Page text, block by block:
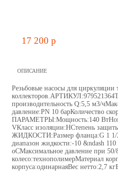
17 200 p
ОПИСАНИЕ
Резьбовые насосы для циркуляции
производительность Q:5,5 м3/
давление:PN 10 барКоличество
ПАРАМЕТРЫ:Мощность:140
VКласс изоляции:HСтепень
ЖИДКОСТИ:Размер фланца:G 1 1/
диапазон жидкости:-10 &ndash
oCМаксимальное давление при
колесо:технополимерМатериал
корпуса:одинарнаяВес нетто:2,7